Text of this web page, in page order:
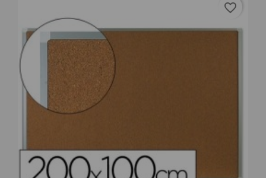
favorite_border